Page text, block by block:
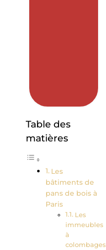
Table des
matières
Les
bâtiments de
pans de bois à
Paris
Les
immeubles
à
colombages